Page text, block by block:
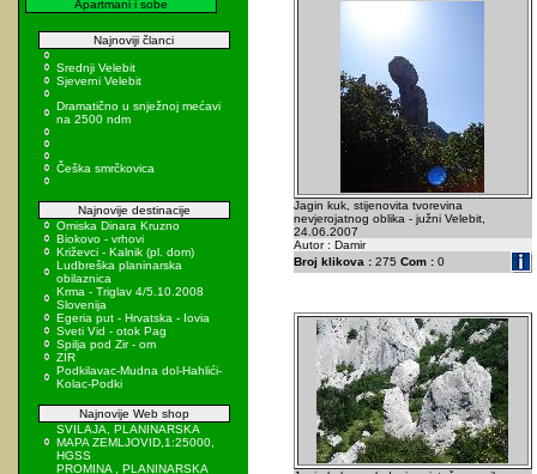
Apartmani i sobe
Najnoviji članci
Srednji Velebit
Sjeverni Velebit
Dramatično u snježnoj mećavi
na 2500 ndm
Češka smrčkovica
Najnovije destinacije
Omiska Dinara Kruzno
Biokovo - vrhovi
Križevci - Kalnik (pl. dom)
Ludbreška planinarska
obilaznica
Krma - Triglav 4/5.10.2008
Slovenija
Egeria put - Hrvatska - Iovia
Sveti Vid - otok Pag
Spilja pod Zir - om
ZIR
Podkilavac-Mudna dol-Hahlići-
Kolac-Podki
Najnovije Web shop
SVILAJA, PLANINARSKA
MAPA ZEMLJOVID,1:25000,
HGSS
PROMINA , PLANINARSKA
Jagin kuk, stijenovita tvorevina
nevjerojatnog oblika - južni Velebit,
24.06.2007
Autor : Damir
Broj klikova :275 Com :0